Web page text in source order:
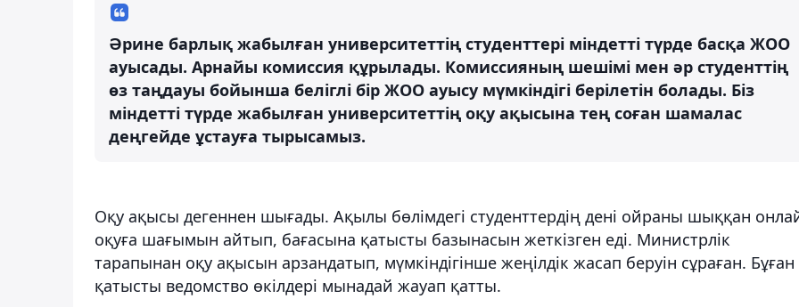
Әрине барлық жабылған университеттің студенттері міндетті түрде басқа ЖОО
ауысады. Арнайы комиссия құрылады. Комиссияның шешімі мен әр студенттің
өз таңдауы бойынша беліглі бір ЖОО ауысу мүмкіндігі берілетін болады. Біз
міндетті түрде жабылған университеттің оқу ақысына тең соған шамалас
деңгейде ұстауға тырысамыз.
Оқу ақысы дегеннен шығады. Ақылы бөлімдегі студенттердің дені ойраны шыққан
оқуға шағымын айтып, бағасына қатысты базынасын жеткізген еді. Министрлік
тарапынан оқу ақысын арзандатып, мүмкіндігінше жеңілдік жасап беруін сұраған. Бұған
қатысты ведомство өкілдері мынадай жауап қатты.